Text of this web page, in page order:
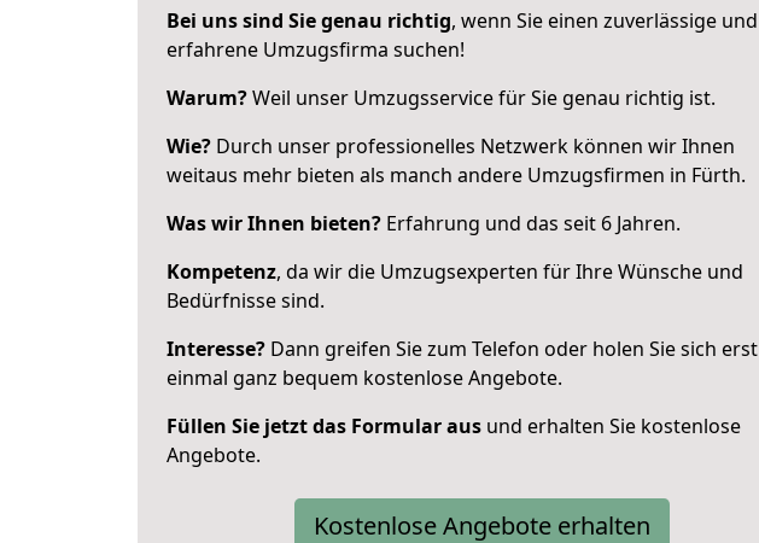
Bei uns sind Sie genau richtig, wenn Sie einen zuverlässige und
erfahrene Umzugsfirma suchen!
Warum?Weil unser Umzugsservice für Sie genau richtig ist.
Wie? Durch unser professionelles Netzwerk können wir Ihnen
weitaus mehr bieten als manch andere Umzugsfirmen in Fürth.
Was wir Ihnen bieten? Erfahrung und das seit 6 Jahren.
Kompetenz, da wir die Umzugsexperten für Ihre Wünsche und
Bedürfnisse sind.
Interesse? Dann greifen Sie zum Telefon oder holen Sie sich erst
einmal ganz bequem kostenlose Angebote.
Füllen Sie jetzt das Formular aus und erhalten Sie kostenlose
Angebote.
Kostenlose Angebote erhalten